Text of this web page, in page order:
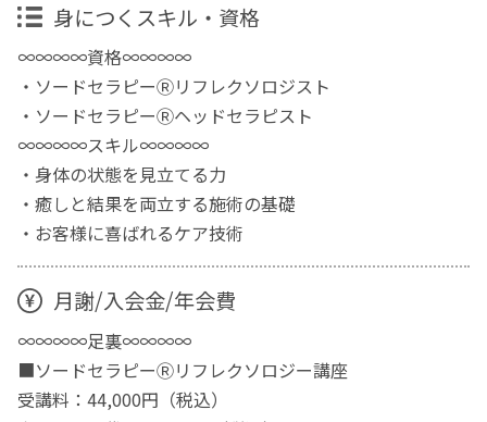
身につくスキル・資格
∞∞∞∞資格∞∞∞∞
・ソードセラピーⓇリフレクソロジスト
・ソードセラピーⓇヘッドセラピスト
∞∞∞∞スキル∞∞∞∞
・身体の状態を見立てる力
・癒しと結果を両立する施術の基礎
・お客様に喜ばれるケア技術
月謝/入会金/年会費
∞∞∞∞足裏∞∞∞∞
■ソードセラピーⓇリフレクソロジー講座
受講料：44,000円（税込）